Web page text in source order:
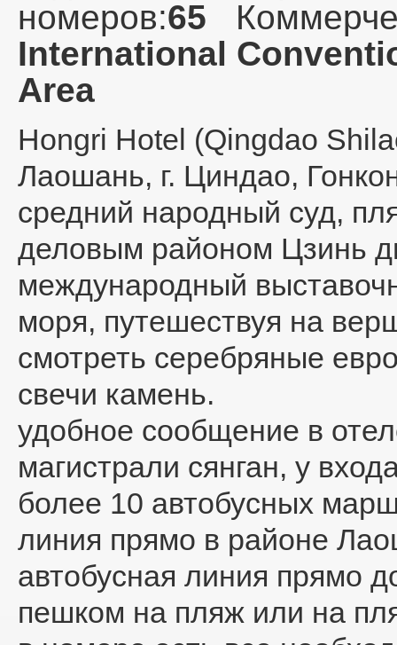
номеров:65
International
Area
Hongri Hotel (Qingdao
Лаошань, г. Циндао,
средний народный суд,
деловым районом Цзинь
международный
моря, путешествуя на
смотреть серебряные
свечи камень.
удобное сообщение в
магистрали сянган, у
более 10 автобусных
линия прямо в районе
автобусная линия прямо
пешком на пляж или на